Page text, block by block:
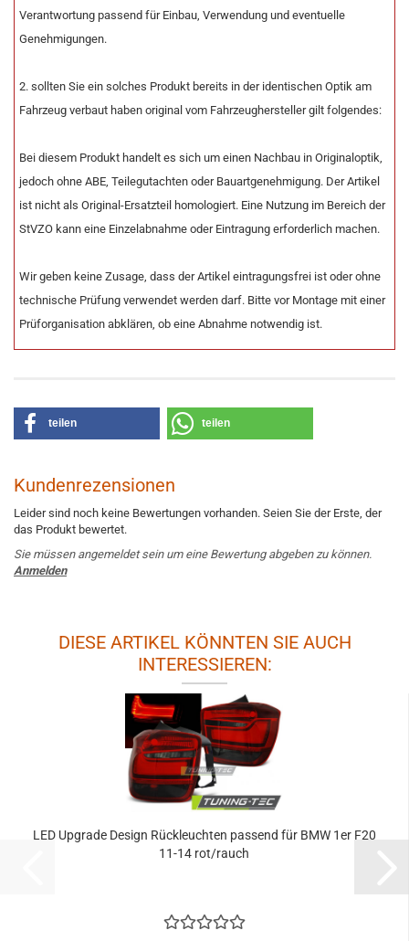
Verantwortung passend für Einbau, Verwendung und eventuelle
Genehmigungen.
2. sollten Sie ein solches Produkt bereits in der identischen Optik am
Fahrzeug verbaut haben original vom Fahrzeughersteller gilt folgendes:
Bei diesem Produkt handelt es sich um einen Nachbau in Originaloptik,
jedoch ohne ABE, Teilegutachten oder Bauartgenehmigung. Der Artikel
ist nicht als Original-Ersatzteil homologiert. Eine Nutzung im Bereich der
StVZO kann eine Einzelabnahme oder Eintragung erforderlich machen.
Wir geben keine Zusage, dass der Artikel eintragungsfrei ist oder ohne
technische Prüfung verwendet werden darf. Bitte vor Montage mit einer
Prüforganisation abklären, ob eine Abnahme notwendig ist.
teilen teilen
Kundenrezensionen
Leider sind noch keine Bewertungen vorhanden. Seien Sie der Erste, der
das Produkt bewertet.
Sie müssen angemeldet sein um eine Bewertung abgeben zu können.
Anmelden
DIESE ARTIKEL KÖNNTEN SIE AUCH
INTERESSIEREN:
LED Upgrade Design Rückleuchten passend für BMW 1er F20
11-14 rot/rauch